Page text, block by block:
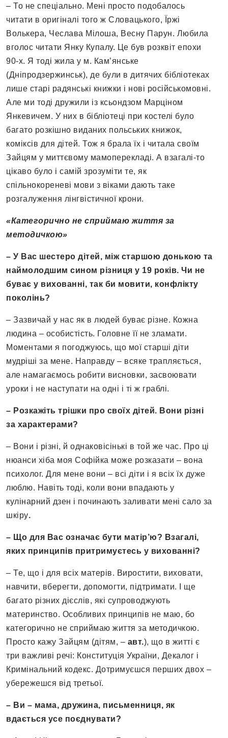
– То не спеціально. Мені просто подобалось
читати в оригіналі того ж Словацького, Їржі
Волькера, Чеслава Мілоша, Весну Парун. Любила
вголос читати Янку Купалу. Це був розквіт епохи
90-х. Я тоді жила у м. Кам’янське
(Дніпродзержинськ), де були в дитячих бібліотеках
лише старі радянські книжки і нові російськомовні.
Але ми тоді дружили із ксьондзом Марціном
Янкевичем. У них в бібліотеці при костелі було
багато розкішно виданих польських книжок,
коміксів для дітей. Тож я брала їх і читала своїм
Зайцям у миттєвому мамоперекладі. А взагалі-то
цікаво було і самій зрозуміти те, як
спільнокореневі мови з віками дають таке
розгалуження лінгвістичної крони.
«Категорично не сприймаю життя за
методичкою»
– У Вас шестеро дітей, між старшою донькою та
наймолодшим сином різниця у 19 років. Чи не
буває у вихованні, так би мовити, конфлікту
поколінь?
– Зазвичай у нас як в людей буває різне. Кожна
людина – особистість. Головне її не зламати.
Моментами я погоджуюсь, що мої старші діти
мудріші за мене. Направду – всяке трапляється,
але намагаємось робити висновки, засвоювати
уроки і не наступати на одні і ті ж граблі.
– Розкажіть трішки про своїх дітей. Вони різні
за характерами?
– Вони і різні, й однаковісінькі в той же час. Про ці
нюанси хіба моя Софійка може розказати – вона
психолог. Для мене вони – всі діти і я всіх їх дуже
люблю. Навіть тоді, коли вони впадають у
кулінарний дзен і починають заливати мені сало за
шкіру.
– Що для Вас означає бути матір’ю? Взагалі,
яких принципів притримуєтесь у вихованні?
– Те, що і для всіх матерів. Виростити, виховати,
навчити, вберегти, допомогти, підтримати. І ще
багато різних дієслів, які супроводжують
материнство. Особливих принципів не маю, бо
категорично не сприймаю життя за методичкою.
Просто кажу Зайцям (дітям, – авт.), що в житті є
три важливі речі: Конституція України, Декалог і
Кримінальний кодекс. Дотримуєшся перших двох –
убережешся від третьої.
– Ви – мама, дружина, письменниця, як
вдається усе поєднувати?